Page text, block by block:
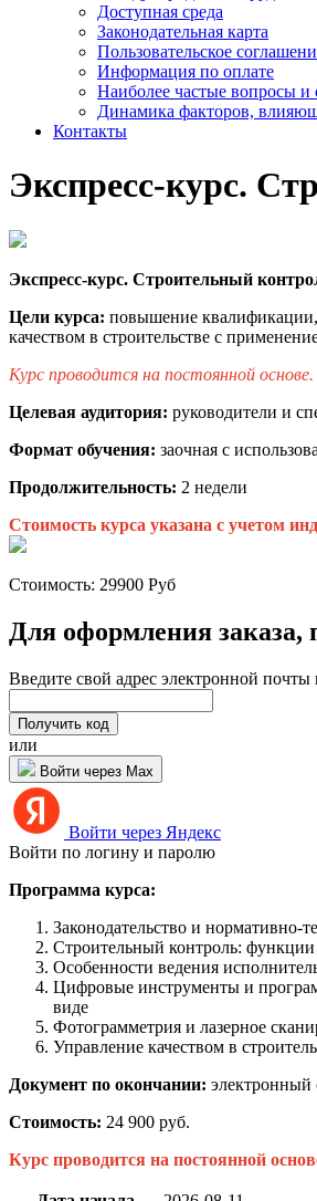
Доступная среда
Законодательная карта
Пользовательское
Информация по оплате
Наиболее частые вопросы и
Динамика факторов,
Контакты
Экспресс-курс.
Экспресс-курс. Строительный
Цели курса: повышение
качеством в строительстве с
Курс проводится на постоянной
Целевая аудитория: руководители и
Формат обучения: заочная с
Продолжительность: 2 недели
Стоимость курса указана с учетом
Стоимость: 29900 Руб
Для оформления заказа,
Введите свой адрес электронной
или
Войти через Max
Войти через Яндекс
Войти по логину и паролю
Программа курса:
Законодательство и нормативно-
Строительный контроль: функции
Особенности ведения
Цифровые инструменты и
виде
Фотограмметрия и лазерное
Управление качеством в
Документ по окончании: электронный
Стоимость: 24 900 руб.
Курс проводится на постоянной